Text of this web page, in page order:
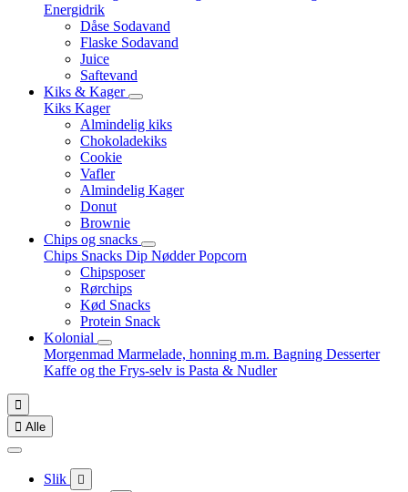
Energidrik
Dåse Sodavand
Flaske Sodavand
Juice
Saftevand
Kiks & Kager
Kiks Kager
Almindelig kiks
Chokoladekiks
Cookie
Vafler
Almindelig Kager
Donut
Brownie
Chips og snacks
Chips Snacks Dip NødderPopcorn
Chipsposer
Rørchips
Kød Snacks
Protein Snack
Kolonial
Morgenmad Marmelade, honning m.m. Bagning Desserter
Kaffe og the Frys-selv is Pasta & Nudler

 Alle
Slik 